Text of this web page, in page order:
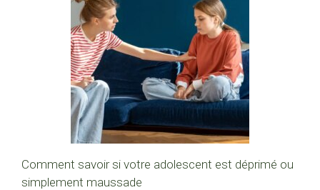
Comment savoir si votre adolescent est déprimé ou
simplement maussade